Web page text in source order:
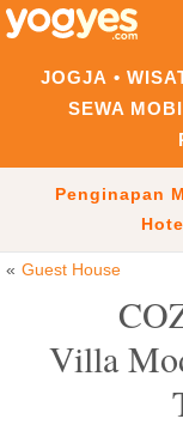
JOGJA
SEWA
Penginapan
Guest House
Villa